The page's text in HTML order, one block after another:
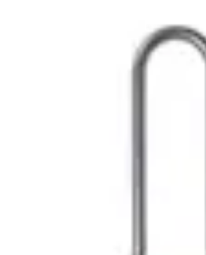
Sécurité Domiciliaire